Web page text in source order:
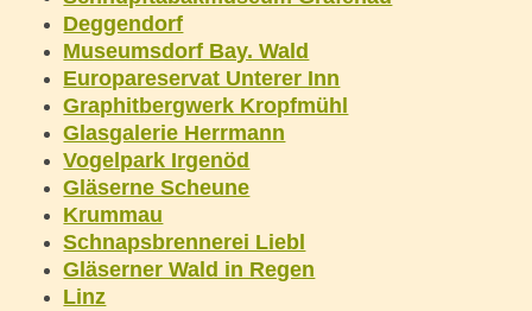
Deggendorf
Museumsdorf Bay. Wald
Europareservat Unterer Inn
Graphitbergwerk Kropfmühl
Glasgalerie Herrmann
Vogelpark Irgenöd
Gläserne Scheune
Krummau
Schnapsbrennerei Liebl
Gläserner Wald in Regen
Linz